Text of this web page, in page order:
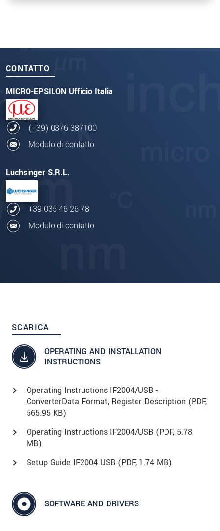
CONTATTO
MICRO-EPSILON Ufficio Italia
(+39) 0376 387100
Modulo di contatto
Luchsinger S.R.L.
+39 035 46 26 78
Modulo di contatto
SCARICA
OPERATING AND INSTALLATION
INSTRUCTIONS
Operating Instructions IF2004/USB -
ConverterData Format, Register Description (PDF,
565.95 KB)
Operating Instructions IF2004/USB (PDF, 5.78
MB)
Setup Guide IF2004 USB (PDF, 1.74 MB)
SOFTWARE AND DRIVERS